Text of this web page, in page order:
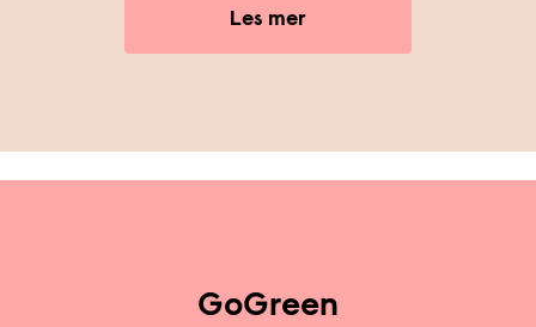
Les mer
GoGreen